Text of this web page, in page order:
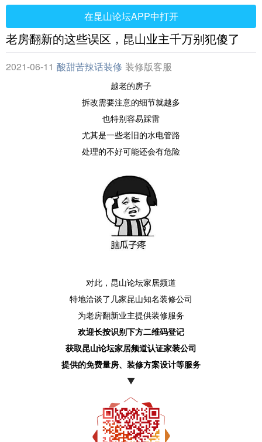
在昆山论坛APP中打开
老房翻新的这些误区，昆山业主千万别犯傻了
2021-06-11 酸甜苦辣话装修 装修版客服
越老的房子
拆改需要注意的细节就越多
也特别容易踩雷
尤其是一些老旧的水电管路
处理的不好可能还会有危险
对此，昆山论坛家居频道
特地洽谈了几家昆山知名装修公司
为老房翻新业主提供装修服务
欢迎长按识别下方二维码登记
获取昆山论坛家居频道认证家装公司
提供的免费量房、装修方案设计等服务
▼